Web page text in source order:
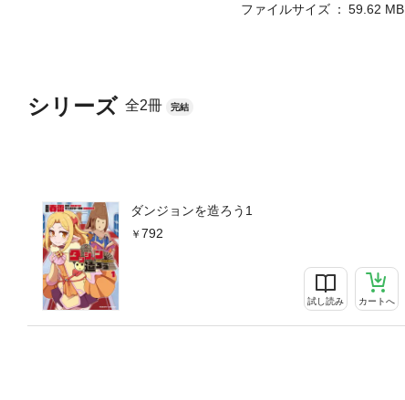
シリーズ 全2冊 完結
ダンジョンを造ろう1
792
試し読み カートへ
ファイルサイズ
59.62 MB